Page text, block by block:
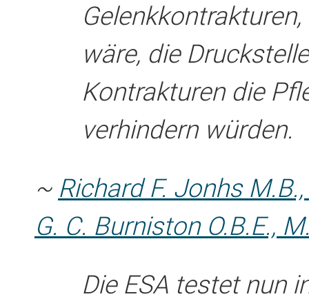
wäre, die
Kontrakturen die
verhindern würden.
~ Richard F. Jonhs M.B.,
G. C. Burniston O.B.E.,
Die ESA testet nun